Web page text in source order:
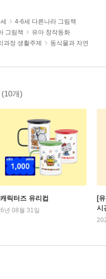
4-6세 다른나라 그림책
그림책
유아 창작동화
과정 생활주제 동식물과 자연
(10개)
릭터즈 유리컵
년 08월 31일
[
시